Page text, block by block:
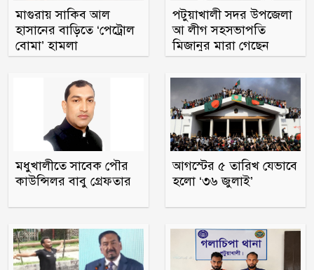
মাগুরায় সাকিব আল
হাসানের বাড়িতে ‘পেট্রোল
বোমা’ হামলা
পটুয়াখালী সদর উপজেলা
আ লীগ সহসভাপতি
মিজানুর মারা গেছেন
মধুখালীতে সাবেক পৌর
কাউন্সিলর বাবু গ্রেফতার
আগস্টের ৫ তারিখ যেভাবে
হলো ‘৩৬ জুলাই’